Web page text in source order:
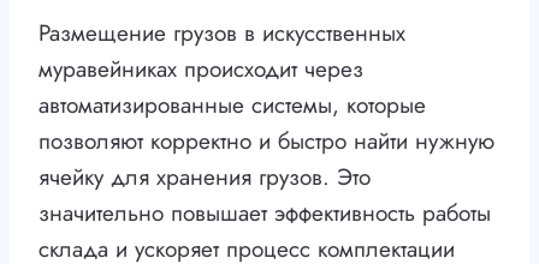
Размещение грузов в искусственных
муравейниках происходит через
автоматизированные системы, которые
позволяют корректно и быстро найти нужную
ячейку для хранения грузов. Это
значительно повышает эффективность работы
склада и ускоряет процесс комплектации